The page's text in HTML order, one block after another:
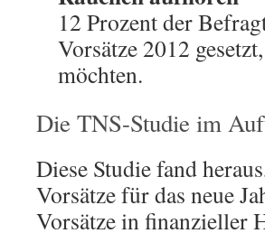
12 Prozent der
Vorsätze 2012
möchten.
Die TNS-Studie im
Diese Studie fand
Vorsätze für das neue
Vorsätze in finanzieller